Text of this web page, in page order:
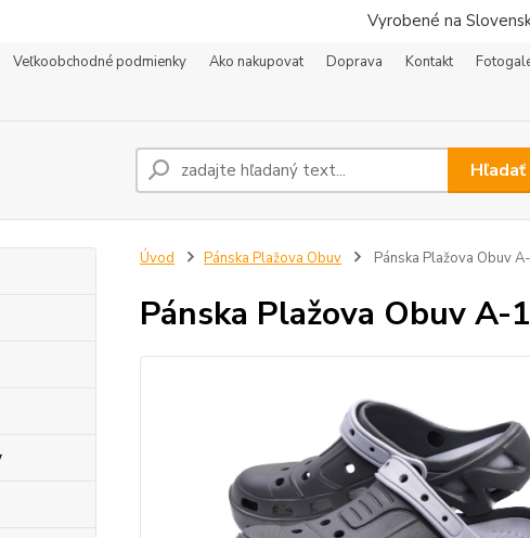
Vyrobené na
Veľkoobchodné podmienky Ako nakupovat Doprava Kontakt
Hľadať
Úvod Pánska Plažova Obuv Pánska Plažova Obuv
Pánska Plažova Obuv A-